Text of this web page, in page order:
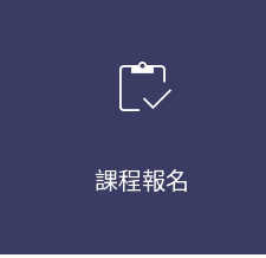
inventory
課程報名